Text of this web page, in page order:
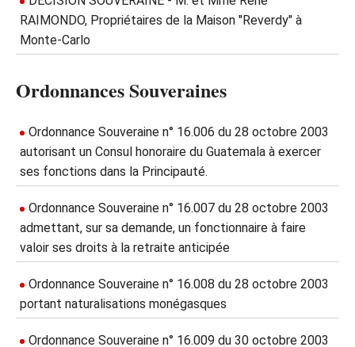
RAIMONDO, Propriétaires de la Maison "Reverdy" à
Monte-Carlo
Ordonnances Souveraines
Ordonnance Souveraine n° 16.006 du 28 octobre 2003
autorisant un Consul honoraire du Guatemala à exercer
ses fonctions dans la Principauté.
Ordonnance Souveraine n° 16.007 du 28 octobre 2003
admettant, sur sa demande, un fonctionnaire à faire
valoir ses droits à la retraite anticipée
Ordonnance Souveraine n° 16.008 du 28 octobre 2003
portant naturalisations monégasques
Ordonnance Souveraine n° 16.009 du 30 octobre 2003